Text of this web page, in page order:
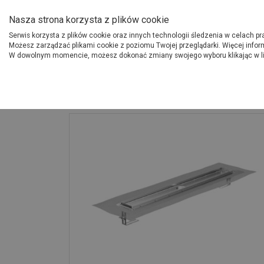
Produkty
O Grupie PSB
Odwodnienie prysznicowe bez odpływu
Nasza strona korzysta z plików cookie
Serwis korzysta z plików cookie oraz innych technologii śledzenia w celach
Możesz zarządzać plikami cookie z poziomu Twojej przeglądarki. Więcej
W dowolnym momencie, możesz dokonać zmiany swojego wyboru klikając w